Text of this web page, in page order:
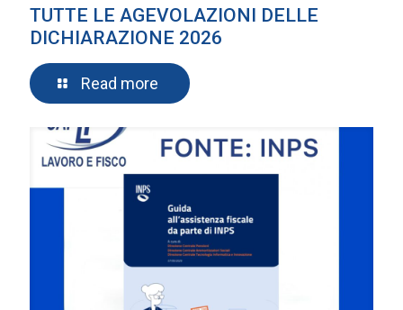
TUTTE LE AGEVOLAZIONI DELLE
DICHIARAZIONE 2026
Read more